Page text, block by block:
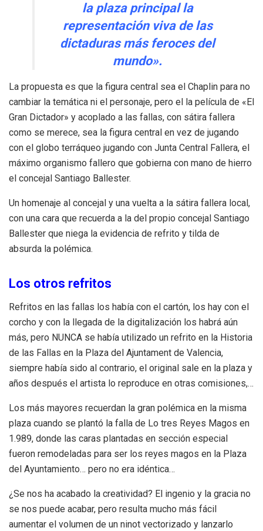
la plaza principal la
representación viva de las
dictaduras más feroces del
mundo».
La propuesta es que la figura central sea el Chaplin para no
cambiar la temática ni el personaje, pero el la película de «El
Gran Dictador» y acoplado a las fallas, con sátira fallera
como se merece, sea la figura central en vez de jugando
con el globo terráqueo jugando con Junta Central Fallera, el
máximo organismo fallero que gobierna con mano de hierro
el concejal Santiago Ballester.
Un homenaje al concejal y una vuelta a la sátira fallera local,
con una cara que recuerda a la del propio concejal Santiago
Ballester que niega la evidencia de refrito y tilda de
absurda la polémica.
Los otros refritos
Refritos en las fallas los había con el cartón, los hay con el
corcho y con la llegada de la digitalización los habrá aún
más, pero NUNCA se había utilizado un refrito en la Historia
de las Fallas en la Plaza del Ajuntament de Valencia,
siempre había sido al contrario, el original sale en la plaza y
años después el artista lo reproduce en otras comisiones,…
Los más mayores recuerdan la gran polémica en la misma
plaza cuando se plantó la falla de Lo tres Reyes Magos en
1.989, donde las caras plantadas en sección especial
fueron remodeladas para ser los reyes magos en la Plaza
del Ayuntamiento… pero no era idéntica…
¿Se nos ha acabado la creatividad? El ingenio y la gracia no
se nos puede acabar, pero resulta mucho más fácil
aumentar el volumen de un ninot vectorizado y lanzarlo